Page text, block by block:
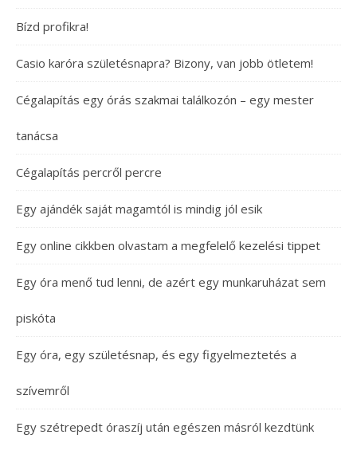
Bízd profikra!
Casio karóra születésnapra? Bizony, van jobb ötletem!
Cégalapítás egy órás szakmai találkozón – egy mester
tanácsa
Cégalapítás percről percre
Egy ajándék saját magamtól is mindig jól esik
Egy online cikkben olvastam a megfelelő kezelési tippet
Egy óra menő tud lenni, de azért egy munkaruházat sem
piskóta
Egy óra, egy születésnap, és egy figyelmeztetés a
szívemről
Egy szétrepedt óraszíj után egészen másról kezdtünk